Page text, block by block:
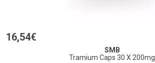
16,54€
SMB
Tramium Caps 30 X 200mg